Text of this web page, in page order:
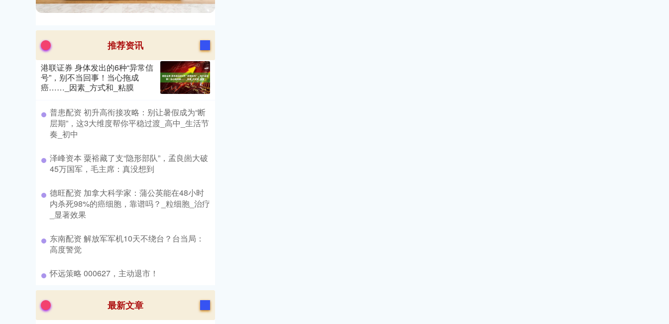
推荐资讯
港联证券 身体发出的6种“异常信
号”，别不当回事！当心拖成
癌……_因素_方式和_粘膜
​普患配资 初升高衔接攻略：别让暑假成为“断
层期”，这3大维度帮你平稳过渡_高中_生活节
奏_初中
​泽峰资本 粟裕藏了支“隐形部队”，孟良崮大破
45万国军，毛主席：真没想到
​德旺配资 加拿大科学家：蒲公英能在48小时
内杀死98%的癌细胞，靠谱吗？_粒细胞_治疗
_显著效果
​东南配资 解放军军机10天不绕台？台当局：
高度警觉
​怀远策略 000627，主动退市！
最新文章